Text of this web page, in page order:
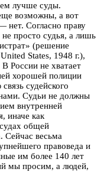
лучше суды.
возможны, а вот
нет. Согласно праву
просто судья, а лишь
(решение
States, 1948 г.),
России не хватает
хорошей полиции
судейского
Судьи не должны
внутренней
иначе как
общей
Сейчас весьма
правоведа и
им более 140 лет
мы просим, а людей,